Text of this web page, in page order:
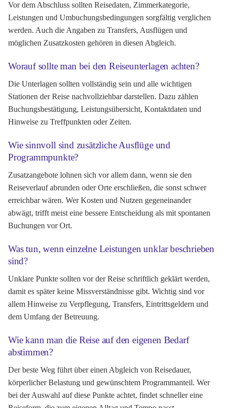
Vor dem Abschluss sollten Reisedaten, Zimmerkategorie,
Leistungen und Umbuchungsbedingungen sorgfältig verglichen
werden. Auch die Angaben zu Transfers, Ausflügen und
möglichen Zusatzkosten gehören in diesen Abgleich.
Worauf sollte man bei den Reiseunterlagen achten?
Die Unterlagen sollten vollständig sein und alle wichtigen
Stationen der Reise nachvollziehbar darstellen. Dazu zählen
Buchungsbestätigung, Leistungsübersicht, Kontaktdaten und
Hinweise zu Treffpunkten oder Zeiten.
Wie sinnvoll sind zusätzliche Ausflüge und
Programmpunkte?
Zusatzangebote lohnen sich vor allem dann, wenn sie den
Reiseverlauf abrunden oder Orte erschließen, die sonst schwer
erreichbar wären. Wer Kosten und Nutzen gegeneinander
abwägt, trifft meist eine bessere Entscheidung als mit spontanen
Buchungen vor Ort.
Was tun, wenn einzelne Leistungen unklar beschrieben
sind?
Unklare Punkte sollten vor der Reise schriftlich geklärt werden,
damit es später keine Missverständnisse gibt. Wichtig sind vor
allem Hinweise zu Verpflegung, Transfers, Eintrittsgeldern und
dem Umfang der Betreuung.
Wie kann man die Reise auf den eigenen Bedarf
abstimmen?
Der beste Weg führt über einen Abgleich von Reisedauer,
körperlicher Belastung und gewünschtem Programmanteil. Wer
bei der Auswahl auf diese Punkte achtet, findet schneller eine